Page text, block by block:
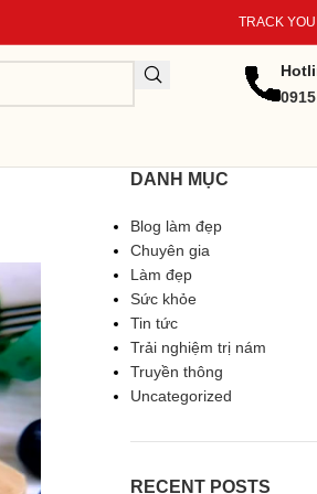
TRACK
DANH MỤC
Blog làm đẹp
Chuyên gia
Làm đẹp
Sức khỏe
Tin tức
Trải nghiệm trị nám
Truyền thông
Uncategorized
RECENT POSTS